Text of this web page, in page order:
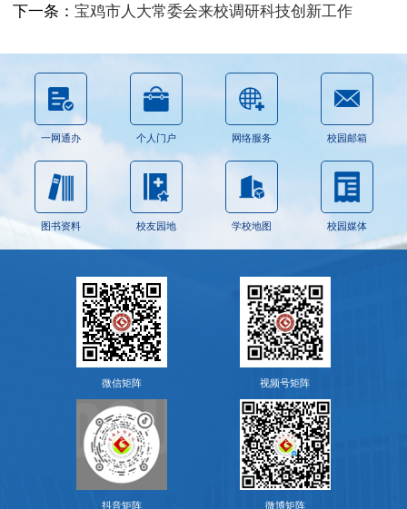
下一条： 宝鸡市人大常委会来校调研科技创新工作
一网通办 个人门户 网络服务 校园邮箱
图书资料 校友园地 学校地图 校园媒体
微信矩阵 视频号矩阵
抖音矩阵 微博矩阵